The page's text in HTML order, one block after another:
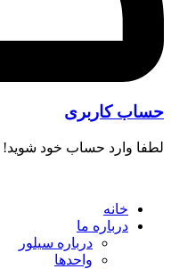
حساب کاربری
لطفا وارد حساب خود شوید!
خانه
درباره ما
درباره سیلور
واحدها